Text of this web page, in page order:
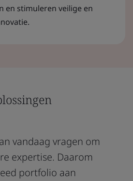
en stimuleren veilige en
vandaag vragen om
expertise. Daarom
portfolio aan